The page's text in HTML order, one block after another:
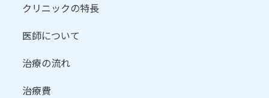
クリニックの特長
医師について
治療の流れ
治療費